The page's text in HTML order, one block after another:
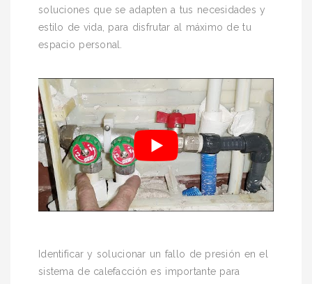
soluciones que se adapten a tus necesidades y
estilo de vida, para disfrutar al máximo de tu
espacio personal.
Identificar y solucionar un fallo de presión en el
sistema de calefacción es importante para